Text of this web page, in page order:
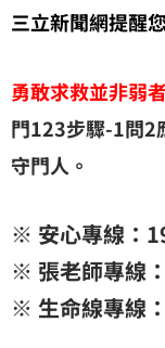
三立新聞網提醒
勇敢求救並非弱
門123步驟-1問2
守門人。
※ 安心專線：
※ 張老師專線
※ 生命線專線